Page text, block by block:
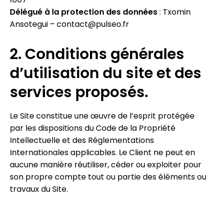
Délégué à la protection des données: Txomin
Ansotegui – contact@pulseo.fr
2. Conditions générales
d’utilisation du site et des
services proposés.
Le Site constitue une œuvre de l’esprit protégée
par les dispositions du Code de la Propriété
Intellectuelle et des Réglementations
Internationales applicables. Le Client ne peut en
aucune manière réutiliser, céder ou exploiter pour
son propre compte tout ou partie des éléments ou
travaux du Site.